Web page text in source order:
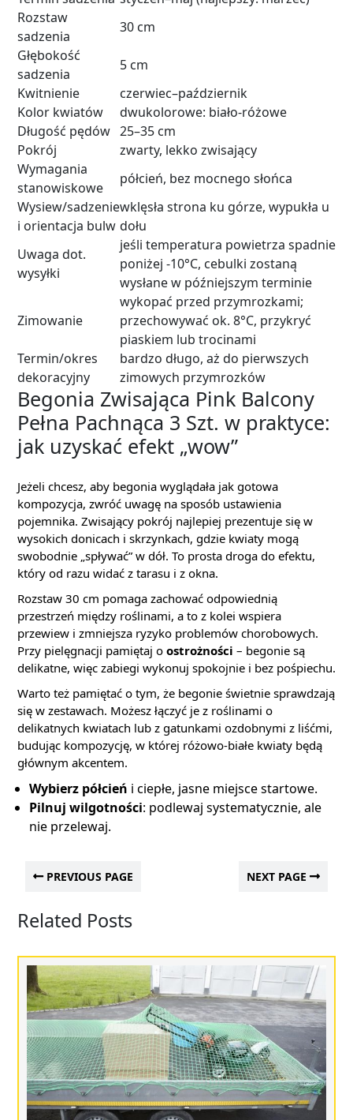
Rozstaw
sadzenia
30 cm
Głębokość
sadzenia
5 cm
Kwitnienie
czerwiec–październik
Kolor kwiatów
dwukolorowe: biało-różowe
Długość pędów 25–35 cm
Pokrój
zwarty, lekko zwisający
Wymagania
stanowiskowe
półcień, bez mocnego słońca
Wysiew/sadzenie
i orientacja bulw
wklęsła strona ku górze, wypukła u
dołu
Uwaga dot.
wysyłki
jeśli temperatura powietrza spadnie
poniżej -10°C, cebulki zostaną
wysłane w późniejszym terminie
Zimowanie
wykopać przed przymrozkami;
przechowywać ok. 8°C, przykryć
piaskiem lub trocinami
Termin/okres
dekoracyjny
bardzo długo, aż do pierwszych
zimowych przymrozków
Begonia Zwisająca Pink Balcony
Pełna Pachnąca 3 Szt. w praktyce:
jak uzyskać efekt „wow”
Jeżeli chcesz, aby begonia wyglądała jak gotowa
kompozycja, zwróć uwagę na sposób ustawienia
pojemnika. Zwisający pokrój najlepiej prezentuje się w
wysokich donicach i skrzynkach, gdzie kwiaty mogą
swobodnie „spływać” w dół. To prosta droga do efektu,
który od razu widać z tarasu i z okna.
Rozstaw 30 cm pomaga zachować odpowiednią
przestrzeń między roślinami, a to z kolei wspiera
przewiew i zmniejsza ryzyko problemów chorobowych.
Przy pielęgnacji pamiętaj o ostrożności – begonie są
delikatne, więc zabiegi wykonuj spokojnie i bez pośpiechu.
Warto też pamiętać o tym, że begonie świetnie sprawdzają
się w zestawach. Możesz łączyć je z roślinami o
delikatnych kwiatach lub z gatunkami ozdobnymi z liśćmi,
budując kompozycję, w której różowo-białe kwiaty będą
głównym akcentem.
Wybierz półcień i ciepłe, jasne miejsce startowe.
Pilnuj wilgotności: podlewaj systematycznie, ale
nie przelewaj.
PREVIOUS PAGE NEXT PAGE
Related Posts